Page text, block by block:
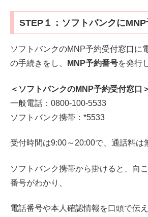
STEP１：ソフトバンクに
ソフトバンクのMNP予約受付窓口に
の手続きをし、
MNP予約番号を発行
＜ソフトバンクのMNP予約受付窓口
一般電話：0800-100-5533
ソフトバンク携帯：*5533
受付時間は9:00～20:00で、通話料は
ソフトバンク携帯から掛けると、向
番号がわかり、
電話番号や本人確認情報を口頭で伝